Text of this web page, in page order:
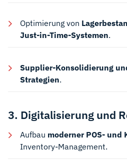
Optimierung von
Just-in-Time-Systemen.
Supplier-Konsolidierung
Strategien.
3. Digitalisierung und
Aufbau moderner POS- und
Inventory-Management.